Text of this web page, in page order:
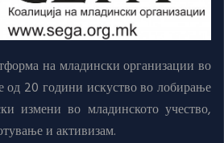
на младински организации во
од 20 години искуство во лобирање
измени во младинското учество,
и активизам.